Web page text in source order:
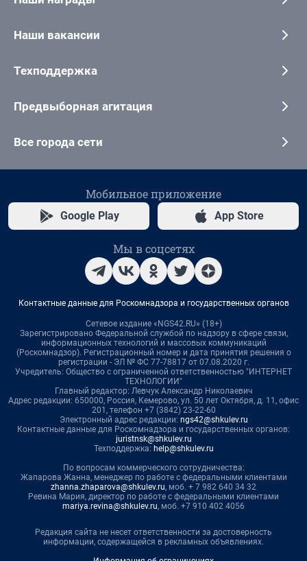
Наши вакансии
Техподдержка
Предвыборная агитация
Все города сети
Мобильное приложение
Google Play App Store
Мы в соцсетях
Контактные данные для Роскомнадзора и государственных органов
Сетевое издание «NGS42.RU» (18+)
Зарегистрировано Федеральной службой по надзору в сфере связи,
информационных технологий и массовых коммуникаций
(Роскомнадзор). Регистрационный номер и дата принятия решения о
регистрации - ЭЛ № ФС 77-78817 от 07.08.2020 г.
Учредитель: Общество с ограниченной ответственностью "ИНТЕРНЕТ
ТЕХНОЛОГИИ"
Главный редактор: Левчук Александр Николаевич
Адрес редакции: 650000, Россия, Кемерово, ул. 50 лет Октября, д. 11, офис
201, телефон +7 (3842) 23-22-60
Электронный адрес редакции: ngs42@shkulev.ru
Контактные данные для Роскомнадзора и государственных органов:
juristnsk@shkulev.ru
Техподдержка: help@shkulev.ru
По вопросам коммерческого сотрудничества:
Жапарова Жанна, менеджер по работе с федеральными клиентами
zhanna.zhaparova@shkulev.ru, моб. + 7 982 640 34 32
Ревина Мария, директор по работе с федеральными клиентами
mariya.revina@shkulev.ru, моб. +7 910 402 4056
Редакция сайта не несет ответственности за достоверность
информации, содержащейся в рекламных объявлениях.